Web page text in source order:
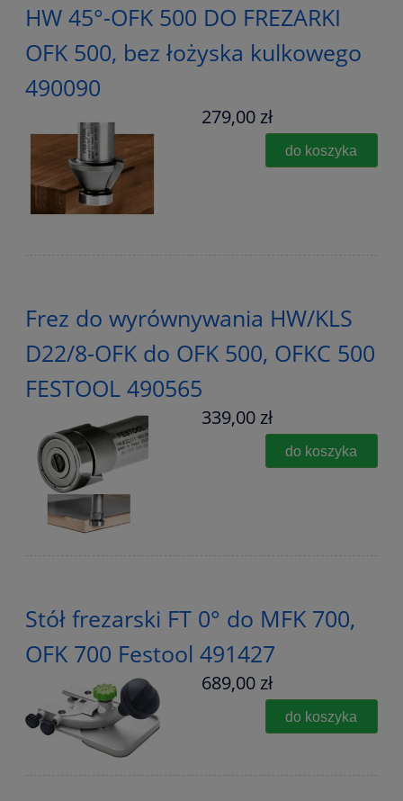
HW 45°-OFK 500 DO FREZARKI
OFK 500, bez łożyska kulkowego
490090
279,00 zł
do koszyka
Frez do wyrównywania HW/KLS
D22/8-OFK do OFK 500, OFKC 500
FESTOOL 490565
339,00 zł
do koszyka
Stół frezarski FT 0° do MFK 700,
OFK 700 Festool 491427
689,00 zł
do koszyka